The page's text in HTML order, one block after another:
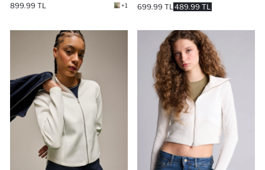
899.99 TL +1 489.99 TL
699.99 TL